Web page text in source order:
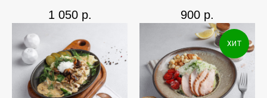
1 050 р.
900 р.
ХИТ